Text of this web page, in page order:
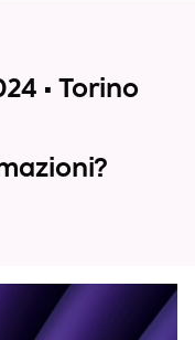
• Torino